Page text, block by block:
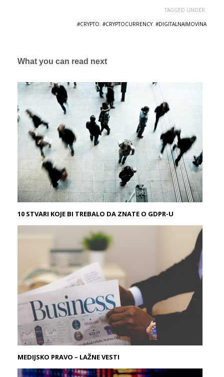
TAGGED UNDER:
#CRYPTO, #CRYPTOCURRENCY, #DIGITALNAIMOVINA
What you can read next
10 STVARI KOJE BI TREBALO DA ZNATE O GDPR-U
MEDIJSKO PRAVO – LAŽNE VESTI